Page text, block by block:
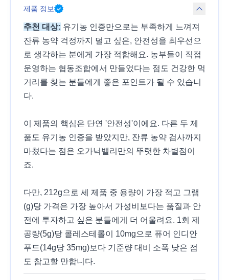
제품 정보
추천 대상: 유기농 인증만으로는 부족하게 느껴져
잔류 농약 걱정까지 덜고 싶은, 안전성을 최우선으
로 생각하는 분에게 가장 적합해요. 농부들이 직접
운영하는 협동조합에서 만들었다는 점도 건강한 먹
거리를 찾는 분들에게 좋은 포인트가 될 수 있습니
다.
이 제품의 핵심은 단연 '안전성'이에요. 다른 두 제
품도 유기농 인증을 받았지만, 잔류 농약 검사까지
마쳤다는 점은 오가닉밸리만의 뚜렷한 차별점이
죠.
다만, 212g으로 세 제품 중 용량이 가장 적고 그램
(g)당 가격은 가장 높아서 가성비보다는 품질과 안
전에 투자하고 싶은 분들에게 더 어울려요. 1회 제
공량(5g)당 콜레스테롤이 10mg으로 퓨어 인디안
푸드(14g당 35mg)보다 기준량 대비 소폭 낮은 점
도 참고할 만합니다.